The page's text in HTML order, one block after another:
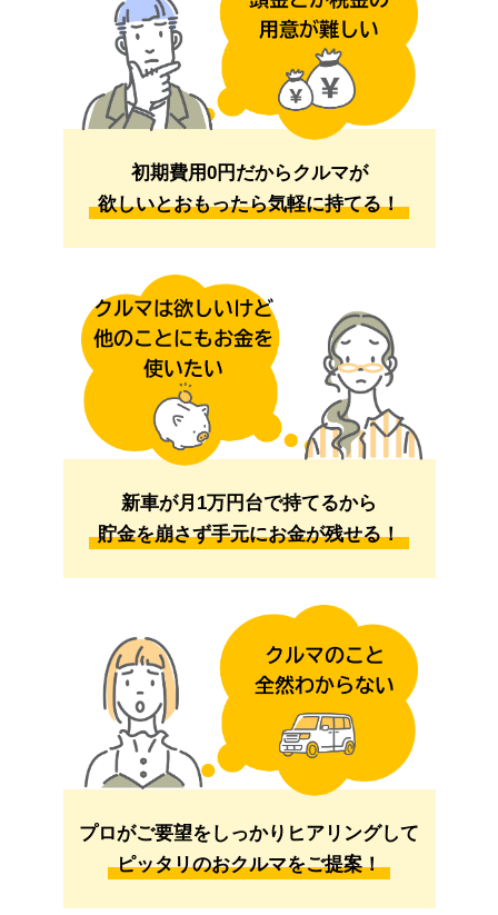
初期費用0円だからクルマが
欲しいとおもったら気軽に持てる！
新車が月1万円台で持てるから
貯金を崩さず手元にお金が残せる！
プロがご要望をしっかりヒアリングして
ピッタリのおクルマをご提案！